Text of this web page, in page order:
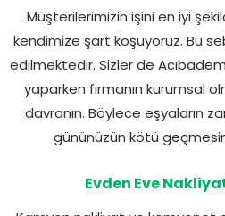
Müşterilerimizin işini en iyi
kendimize şart koşuyoruz. Bu
edilmektedir. Sizler de
yaparken firmanın kurumsal
davranın. Böylece eşyaların
gününüzün kötü
Evden Eve